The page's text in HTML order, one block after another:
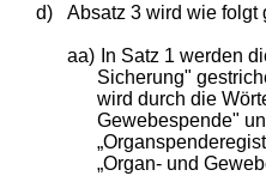
d) Absatz 3 wird wie folgt
aa)
In Satz 1 werden
Sicherung"
wird durch die
Gewebespende"
„Organ- und